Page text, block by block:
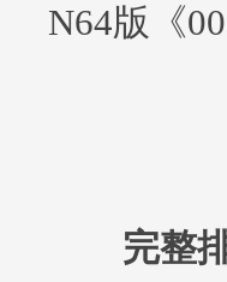
N64版《
完整排